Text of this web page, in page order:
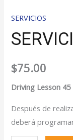
SERVICIOS
$75.00
Driving Lesson 45
Después de
deberá